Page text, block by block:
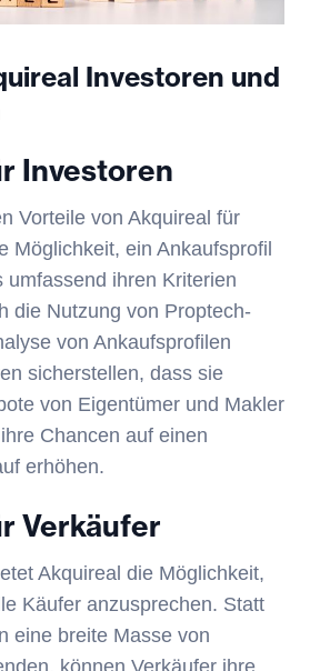
Investoren und
Investoren
Vorteile von Akquireal für
Möglichkeit, ein Ankaufsprofil
umfassend ihren Kriterien
die Nutzung von Proptech-
von Ankaufsprofilen
sicherstellen, dass sie
von Eigentümer und Makler
Chancen auf einen
erhöhen.
Verkäufer
Akquireal die Möglichkeit,
Käufer anzusprechen. Statt
eine breite Masse von
können Verkäufer ihre